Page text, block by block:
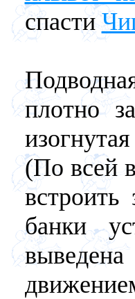
спасти
плотно
(По всей
банки